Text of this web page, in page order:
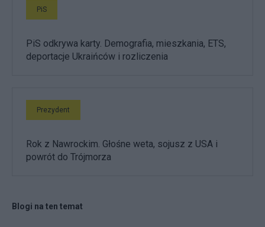
PiS
PiS odkrywa karty. Demografia, mieszkania, ETS,
deportacje Ukraińców i rozliczenia
Prezydent
Rok z Nawrockim. Głośne weta, sojusz z USA i
powrót do Trójmorza
Blogi na ten temat